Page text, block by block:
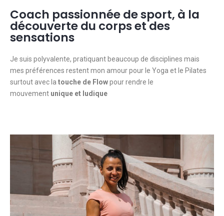
Coach passionnée de sport, à la
découverte du corps et des
sensations
Je suis polyvalente, pratiquant beaucoup de disciplines mais
mes préférences restent mon amour pour le Yoga et le Pilates
surtout avec la touche de Flowpour rendre le
mouvement unique et ludique